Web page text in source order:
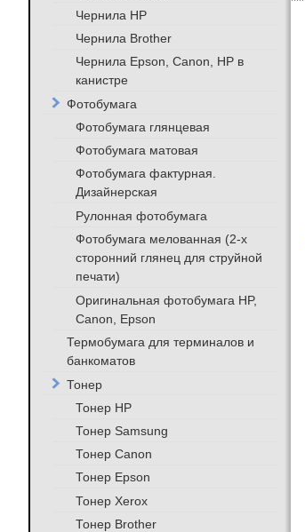
Чернила HP
Чернила Brother
Чернила Epson, Canon, HP в
канистре
Фотобумага
Фотобумага глянцевая
Фотобумага матовая
Фотобумага фактурная.
Дизайнерская
Рулонная фотобумага
Фотобумага мелованная (2-х
сторонний глянец для струйной
печати)
Оригинальная фотобумага HP,
Canon, Epson
Термобумага для терминалов и
банкоматов
Тонер
Тонер HP
Тонер Samsung
Тонер Canon
Тонер Epson
Тонер Xerox
Тонер Brother